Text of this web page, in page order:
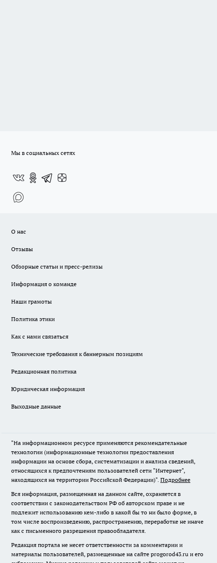
Мы в социальных сетях
О нас
Отзывы
Обзорные статьи и пресс-релизы
Информация о команде
Наши грамоты
Политика этики
Как с нами связаться
Технические требования к баннерным позициям
Редакционная политика
Юридическая информация
Выходные данные
"На информационном ресурсе применяются рекомендательные
технологии (информационные технологии предоставления
информации на основе сбора, систематизации и анализа сведений,
относящихся к предпочтениям пользователей сети "Интернет",
находящихся на территории Российской Федерации)". Подробнее
Вся информация, размещенная на данном сайте, охраняется в
соответствии с законодательством РФ об авторском праве и не
подлежит использованию кем-либо в какой бы то ни было форме, в
том числе воспроизведению, распространению, переработке не иначе
как с письменного разрешения правообладателя.
Редакция портала не несет ответственности за комментарии и
материалы пользователей, размещенные на сайте progorod43.ru и его